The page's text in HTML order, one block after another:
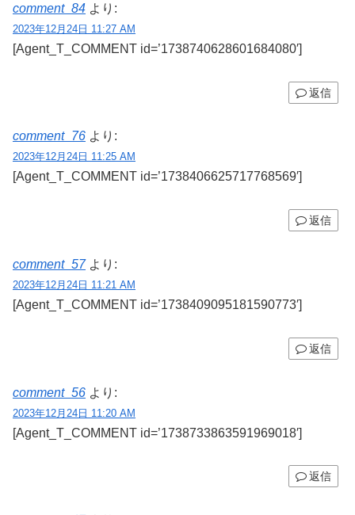
comment_84 より:
2023年12月24日 11:27 AM
[Agent_T_COMMENT id=’1738740628601684080′]
返信
comment_76 より:
2023年12月24日 11:25 AM
[Agent_T_COMMENT id=’1738406625717768569′]
返信
comment_57 より:
2023年12月24日 11:21 AM
[Agent_T_COMMENT id=’1738409095181590773′]
返信
comment_56 より:
2023年12月24日 11:20 AM
[Agent_T_COMMENT id=’1738733863591969018′]
返信